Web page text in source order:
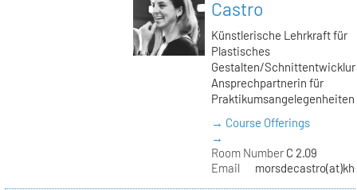
Castro
Künstlerische Lehrkraft für
Plastisches
Gestalten/
Ansprechpartnerin für
Praktikumsangelegenheiten
→ Course Offerings
→
Room NumberC 2.09
Email